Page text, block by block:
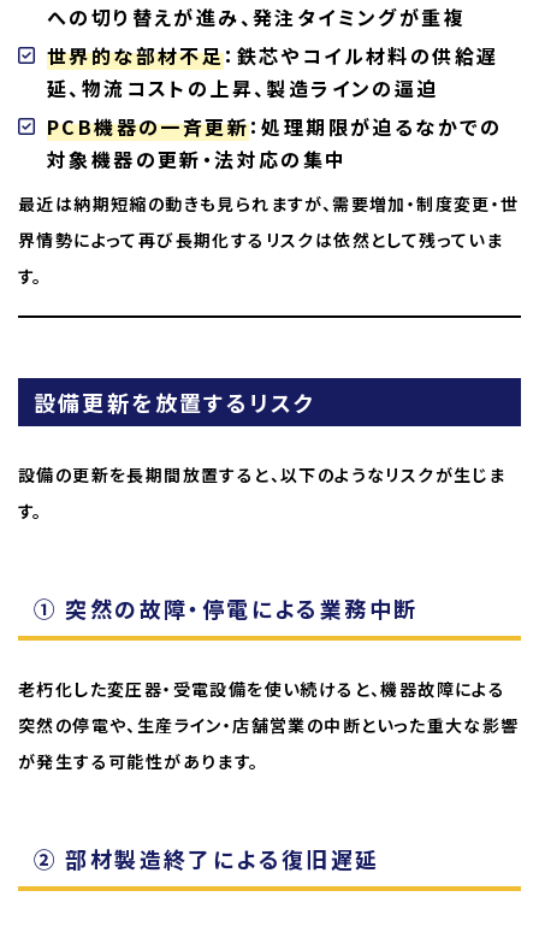
への切り替えが進み、発注タイミングが重複
世界的な部材不足：鉄芯やコイル材料の供給遅
延、物流コストの上昇、製造ラインの逼迫
PCB機器の一斉更新：処理期限が迫るなかでの
対象機器の更新・法対応の集中
最近は納期短縮の動きも見られますが、需要増加・制度変更・世
界情勢によって再び長期化するリスクは依然として残っていま
す。
設備更新を放置するリスク
設備の更新を長期間放置すると、以下のようなリスクが生じま
す。
① 突然の故障・停電による業務中断
老朽化した変圧器・受電設備を使い続けると、機器故障による
突然の停電や、生産ライン・店舗営業の中断といった重大な影響
が発生する可能性があります。
② 部材製造終了による復旧遅延